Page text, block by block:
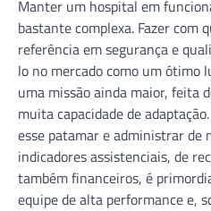
Manter um hospital em
bastante complexa. Fazer com
referência em segurança e
lo no mercado como um ótimo
uma missão ainda maior, feita
muita capacidade de
esse patamar e administrar de
indicadores assistenciais, de
também financeiros, é
equipe de alta performance e,